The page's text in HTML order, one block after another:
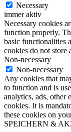
Necessary
immer aktiv
Necessary cookies
function properly.
basic functionalities
cookies do not store
Non-necessary
Non-necessary
Any cookies that
to function and is
analytics, ads, other
cookies. It is
these cookies on
SPEICHERN &